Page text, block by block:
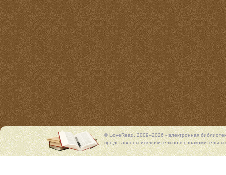
© LoveRead, 2009–2026 - электронная
представлены исключительно в